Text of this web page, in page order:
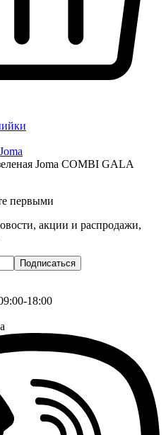
Joma COMBI GALA
первыми
акции и распродажи,
Подписаться
18:00